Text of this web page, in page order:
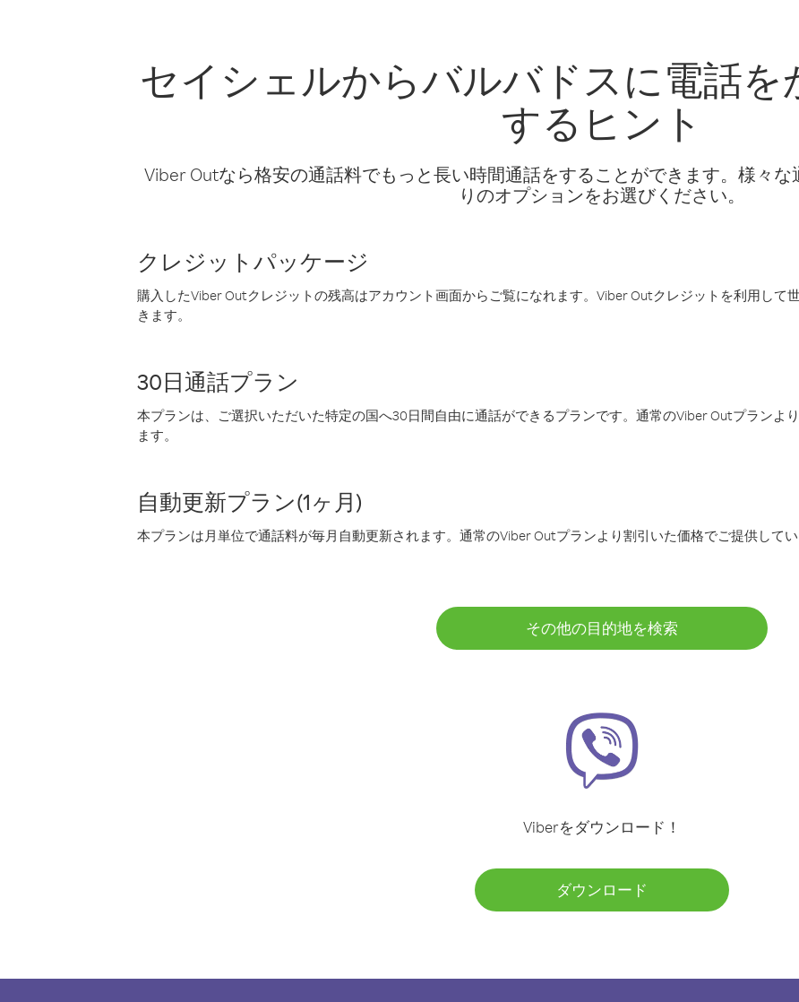
セイシェルからバルバドスに電話を
するヒント
Viber Outなら格安の通話料でもっと長い時間通話をすることができます。様々
りのオプションをお選びください。
クレジットパッケージ
購入したViber Outクレジットの残高はアカウント画面からご覧になれます。Viber Outクレジットを利用して
きます。
30日通話プラン
本プランは、ご選択いただいた特定の国へ30日間自由に通話ができるプランです。通常のViber Outプランよ
ます。
自動更新プラン(1ヶ月)
本プランは月単位で通話料が毎月自動更新されます。通常のViber Outプランより割引いた価格でご提供してい
その他の目的地を検索
Viberをダウンロード！
ダウンロード